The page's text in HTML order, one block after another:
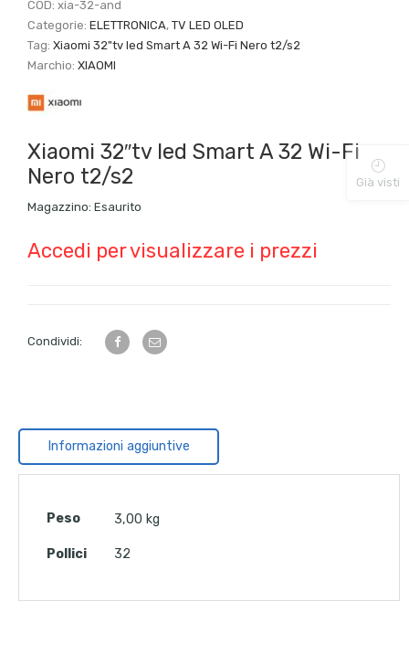
COD:xia-32-and
Categorie:ELETTRONICA,TV LED OLED
Tag:Xiaomi 32"tv led Smart A 32 Wi-Fi Nero t2/s2
Marchio:XIAOMI
Xiaomi 32″tv led Smart A 32 Wi-Fi
Nero t2/s2
Magazzino: Esaurito
Accedi per visualizzare i prezzi
Condividi:
Informazioni aggiuntive
Peso 3,00 kg
Pollici 32
Già visti